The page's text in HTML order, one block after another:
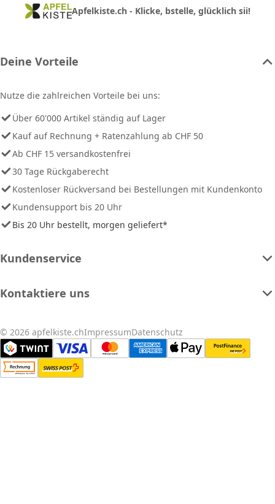
Apfelkiste.ch - Klicke, bstelle, glücklich sii!
Deine Vorteile
Nutze die zahlreichen Vorteile bei uns:
Über 60'000 Artikel ständig auf Lager
Kauf auf Rechnung + Ratenzahlung ab CHF 50
Ab CHF 15 versandkostenfrei
30 Tage Rückgaberecht
Kostenloser Rückversand bei Bestellungen mit Kundenkonto
Kundensupport bis 20 Uhr
Bis 20 Uhr bestellt, morgen geliefert*
Kundenservice
Kontaktiere uns
© 2026 apfelkiste.chImpressumDatenschutz